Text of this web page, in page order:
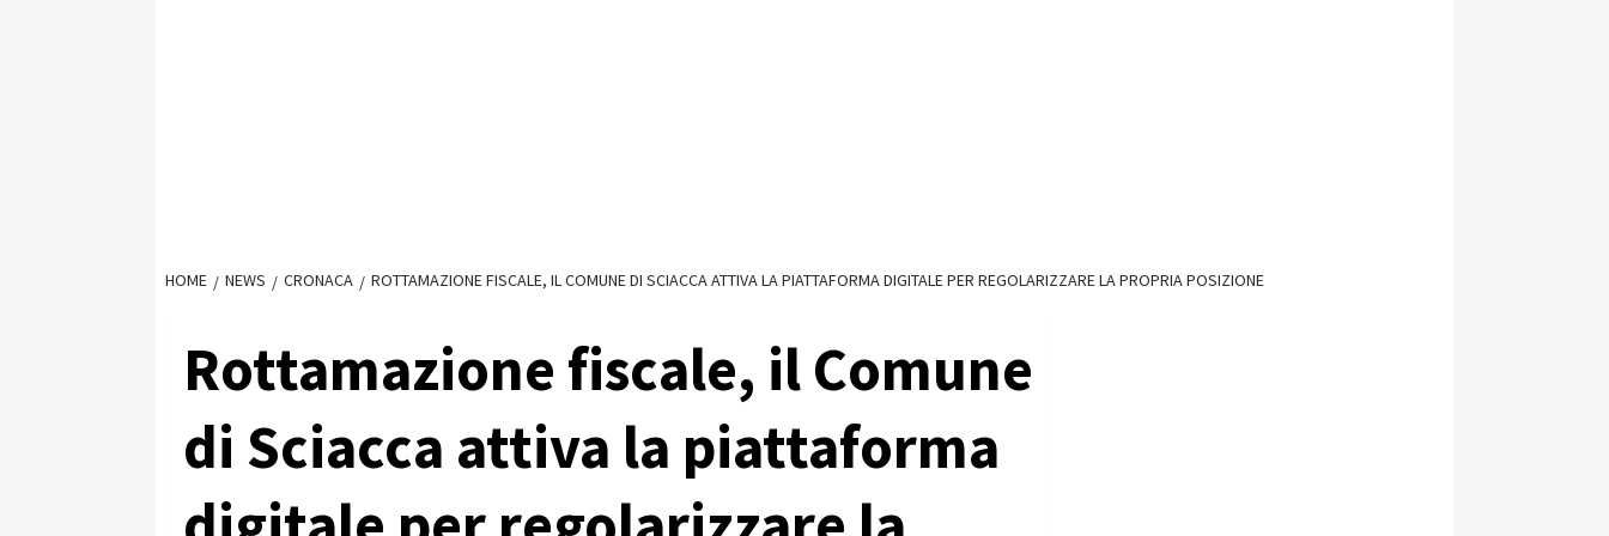
HOME NEWS CRONACA ROTTAMAZIONE FISCALE, IL COMUNE DI SCIACCA ATTIVA LA PIATTAFORMA DIGITALE PER REGOLARIZZARE LA PROPRIA POSIZIONE
Rottamazione fiscale, il Comune
di Sciacca attiva la piattaforma